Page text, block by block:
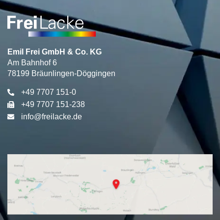
Emil Frei GmbH & Co. KG
Am Bahnhof 6
78199 Bräunlingen-Döggingen
+49 7707 151-0
+49 7707 151-238
info@freilacke.de